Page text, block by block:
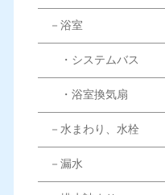
－浴室
・システムバス
・浴室換気扇
－水まわり、水栓
－漏水